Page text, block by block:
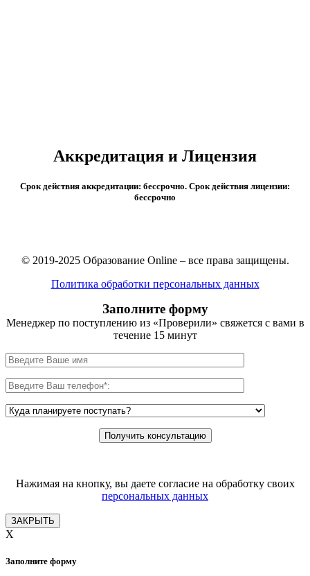
Аккредитация и Лицензия
Срок действия аккредитации: бессрочно. Срок действия лицензии:
бессрочно
© 2019-2025 Образование Online – все права защищены.
Политика обработки персональных данных
Заполните форму
Менеджер по поступлению из «Проверили» свяжется с вами в
течение 15 минут
Нажимая на кнопку, вы даете согласие на обработку своих
персональных данных
ЗАКРЫТЬ
X
Заполните форму